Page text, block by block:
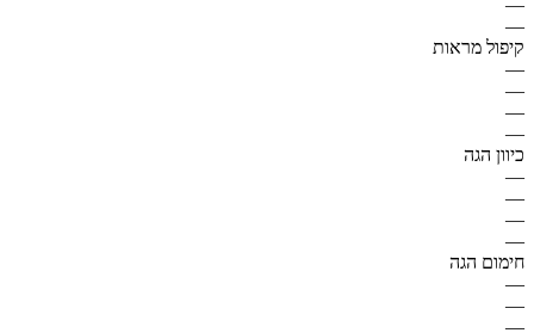
—
קיפול מראות
—
—
—
—
כיוון הגה
—
—
—
—
חימום הגה
—
—
—